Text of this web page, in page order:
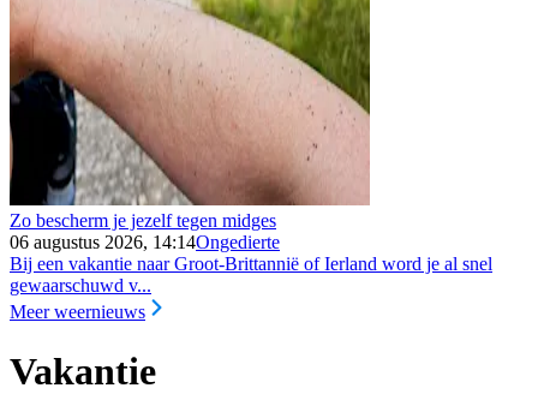
Zo bescherm je jezelf tegen midges
06 augustus 2026, 14:14Ongedierte
Bij een vakantie naar Groot-Brittannië of Ierland word je al snel
gewaarschuwd v...
Meer weernieuws
Vakantie